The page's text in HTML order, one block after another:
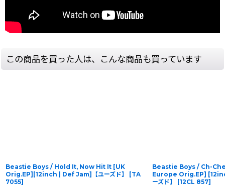
この商品を買った人は、こんな商品も買っています
Beastie Boys / Hold It, Now Hit It [UK
Orig.EP][12inch | Def Jam]【ユーズド】
[TA
7055]
Beastie Boys / Ch-
Europe Orig.EP]
ーズド】
[12CL 857]